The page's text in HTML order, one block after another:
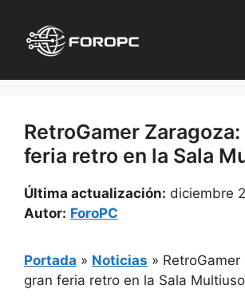
contenido
RetroGamer
feria retro en la Sala
Última actualización: diciembre
Autor: ForoPC
Portada » Noticias »
gran feria retro en la Sala